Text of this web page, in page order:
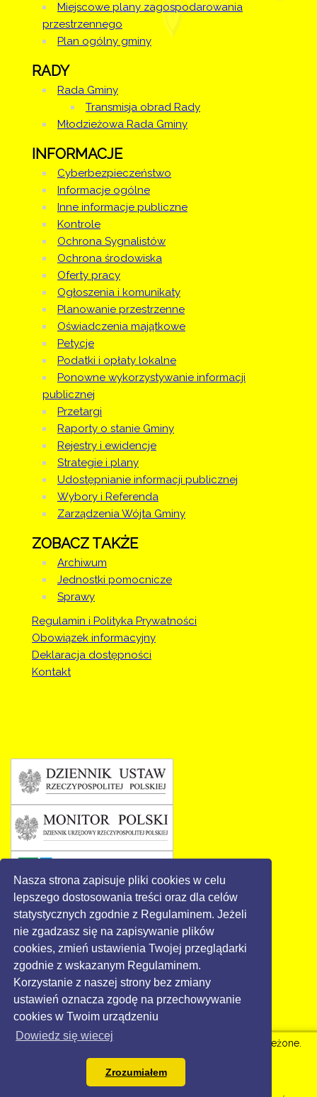
Nasza strona zapisuje pliki cookies w celu
lepszego dostosowania treści oraz dla celów
statystycznych zgodnie z Regulaminem. Jeżeli
nie zgadzasz się na zapisywanie plików
cookies, zmień ustawienia Twojej przeglądarki
zgodnie z wskazanym Regulaminem.
Korzystanie z naszej strony bez zmiany
ustawień oznacza zgodę na przechowywanie
cookies w Twoim urządzeniu
Dowiedz się wiecej
Zrozumiałem
Miejscowe plany zagospodarowania
przestrzennego
Plan ogólny gminy
RADY
Rada Gminy
Transmisja obrad Rady
Młodzieżowa Rada Gminy
INFORMACJE
Cyberbezpieczeństwo
Informacje ogólne
Inne informacje publiczne
Kontrole
Ochrona Sygnalistów
Ochrona środowiska
Oferty pracy
Ogłoszenia i komunikaty
Planowanie przestrzenne
Oświadczenia majątkowe
Petycje
Podatki i opłaty lokalne
Ponowne wykorzystywanie informacji
publicznej
Przetargi
Raporty o stanie Gminy
Rejestry i ewidencje
Strategie i plany
Udostępnianie informacji publicznej
Wybory i Referenda
Zarządzenia Wójta Gminy
ZOBACZ TAKŻE
Archiwum
Jednostki pomocnicze
Sprawy
Regulamin i Polityka Prywatności
Obowiązek informacyjny
Deklaracja dostępności
Kontakt
© 2016 - Gmina Święciechowa. Wszystkie prawa zastrzeżone.
Strona dla Urzędu
wdrożone przez Grikon.eu |
dostepny.joomla.pl